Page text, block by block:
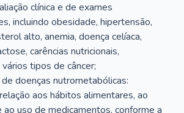
clínica e de exames
incluindo obesidade, hipertensão,
alto, anemia, doença celíaca,
carências nutricionais,
tipos de câncer;
doenças nutrometabólicas:
aos hábitos alimentares, ao
uso de medicamentos, conforme a